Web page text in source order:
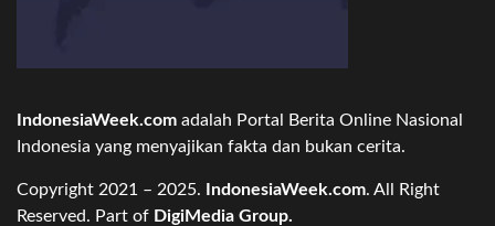
IndonesiaWeek.com adalah Portal Berita Online Nasional
Indonesia yang menyajikan fakta dan bukan cerita.
Copyright 2021 – 2025. IndonesiaWeek.com. All Right
Reserved. Part of DigiMedia Group.